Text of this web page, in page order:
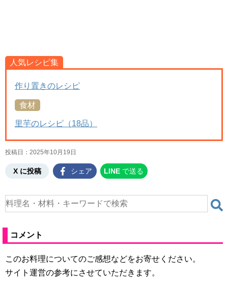
人気レシピ集
作り置きのレシピ
食材
里芋のレシピ（18品）
投稿日： 2025年10月19日
X に投稿 シェア LINE で送る
コメント
このお料理についてのご感想などをお寄せください。
サイト運営の参考にさせていただきます。